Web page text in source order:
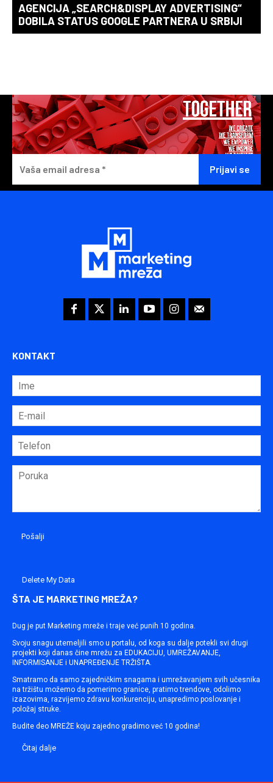
AGENCIJA „SEARCH&DISPLAY ADVERTISING“
DOBILA STATUS GOOGLE PARTNERA U SRBIJI
KONTAKT
Delete My Data
ŠTA JE MARKETING MREŽA?
Dug je put Marketing mreže i traje već punih 10 godina.
Svoju snagu utemeljili smo u portalu, od koga su dalje potekli svi drugi
projekti koji danas čine mrežu za EDUKACIJU, UMREŽAVANJE,
INFORMISANJE i UNAPREĐENJE TRŽIŠTA.
Smatramo da samo zajedničkim snagama i umrežavanjem svih učesnika
na tržištu možemo da pomerimo granice, pratimo trendove, odolimo
izazovima, razvijemo zdravu konkurenciju, unapredimo poslovanje i
položaj struke.
Budite deo MREŽE koju zajedno gradimo već 10 godina!
Čitaj dalje